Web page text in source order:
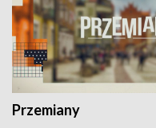
Przemiany